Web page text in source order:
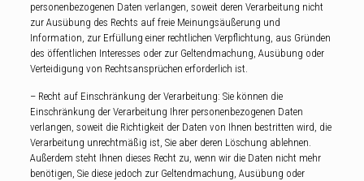
personenbezogenen Daten verlangen, soweit deren Verarbeitung nicht
zur Ausübung des Rechts auf freie Meinungsäußerung und
Information, zur Erfüllung einer rechtlichen Verpflichtung, aus Gründen
des öffentlichen Interesses oder zur Geltendmachung, Ausübung oder
Verteidigung von Rechtsansprüchen erforderlich ist.
– Recht auf Einschränkung der Verarbeitung: Sie können die
Einschränkung der Verarbeitung Ihrer personenbezogenen Daten
verlangen, soweit die Richtigkeit der Daten von Ihnen bestritten wird, die
Verarbeitung unrechtmäßig ist, Sie aber deren Löschung ablehnen.
Außerdem steht Ihnen dieses Recht zu, wenn wir die Daten nicht mehr
benötigen, Sie diese jedoch zur Geltendmachung, Ausübung oder